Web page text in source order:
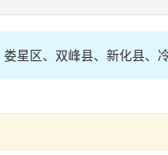
星区、双峰县、新化县、